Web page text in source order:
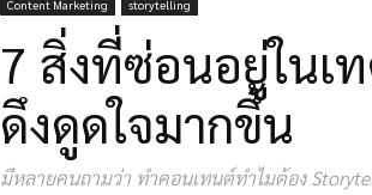
Content Marketing storytelling
7 สิ่งที่ซ่อนอยู่ในเ
ดึงดูดใจมากขึ้น
มีหลายคนถามว่า ทำคอนเทนต์ทำไมต้อง